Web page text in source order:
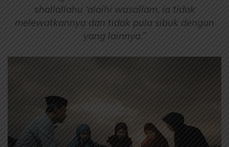
shallallahu ‘alaihi wasallam, ia tidak
melewatkannya dan tidak pula sibuk dengan
yang lainnya.”